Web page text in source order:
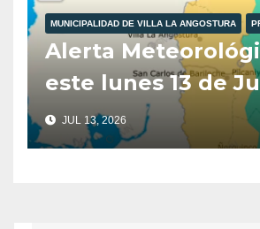
MUNICIPALIDAD DE VILLA LA ANGOSTURA
Alerta
este lunes 13 de
JUL 13, 2026